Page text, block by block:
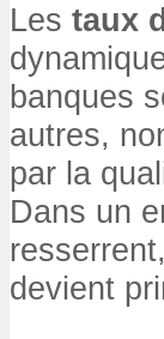
Les taux
banques
autres,
par la
Dans un
devient